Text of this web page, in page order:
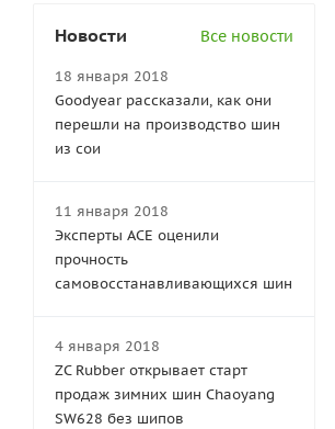
Новости Все новости
18 января 2018
Goodyear рассказали, как они
перешли на производство шин
из сои
11 января 2018
Эксперты АСЕ оценили
прочность
самовосстанавливающихся шин
4 января 2018
ZC Rubber открывает старт
продаж зимних шин Chaoyang
SW628 без шипов